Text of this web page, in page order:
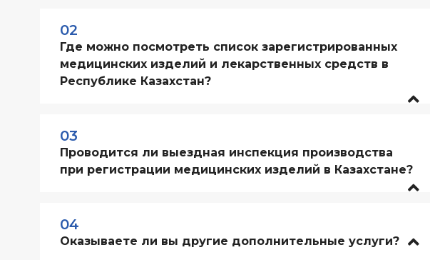
02
Где можно посмотреть список зарегистрированных
медицинских изделий и лекарственных средств в
Республике Казахстан?
03
Проводится ли выездная инспекция производства
при регистрации медицинских изделий в Казахстане?
04
Оказываете ли вы другие дополнительные услуги?